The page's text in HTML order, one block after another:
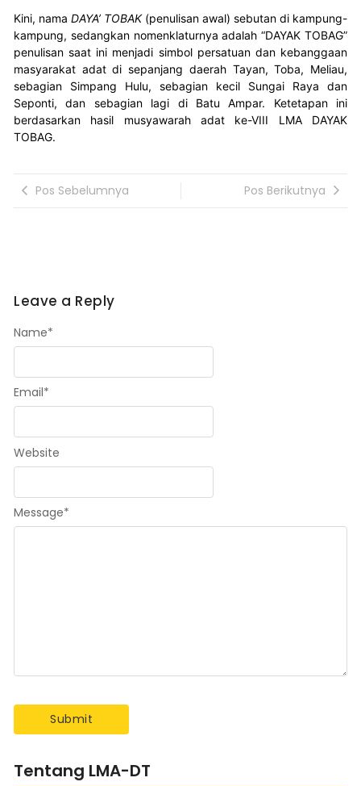
Kini, nama DAYA’ TOBAK(penulisan awal) sebutan di kampung-
kampung, sedangkan nomenklaturnya adalah “DAYAK TOBAG”
penulisan saat ini menjadi simbol persatuan dan kebanggaan
masyarakat adat di sepanjang daerah Tayan, Toba, Meliau,
sebagian Simpang Hulu, sebagian kecil Sungai Raya dan
Seponti, dan sebagian lagi di Batu Ampar. Ketetapan ini
berdasarkan hasil musyawarah adat ke-VIII LMA DAYAK
TOBAG.
Pos Sebelumnya Pos Berikutnya
Leave a Reply
Message*
Name*
Email*
Website
Tentang LMA-DT